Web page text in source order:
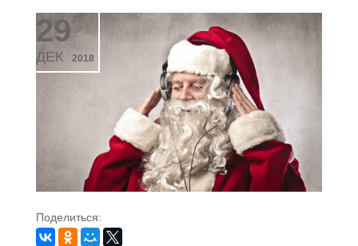
29
ДЕК 2018
Поделиться: